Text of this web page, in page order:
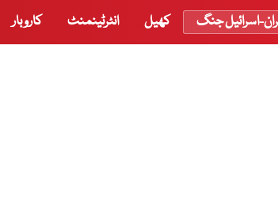
اسرائیل جنگ کھیل انٹرٹینمنٹ کاروبار